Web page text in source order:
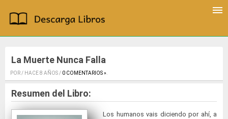
La Muerte Nunca Falla
POR / HACE 8 AÑOS / 0 COMENTARIOS ».
Resumen del Libro:
Los humanos vais diciendo por ahí, a